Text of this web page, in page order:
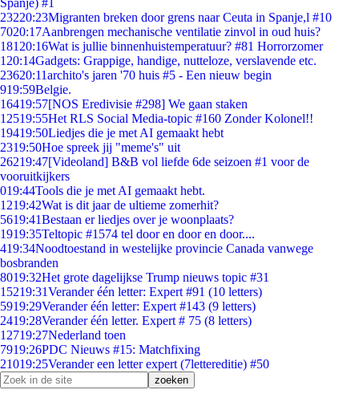
Spanje) #1
23220:23Migranten breken door grens naar Ceuta in Spanje,l #10
7020:17Aanbrengen mechanische ventilatie zinvol in oud huis?
181 20:16Wat is jullie binnenhuistemperatuur? #81 Horrorzomer
1 20:14Gadgets: Grappige, handige, nutteloze, verslavende etc.
23620:11archito's jaren '70 huis #5 - Een nieuw begin
919:59Belgie.
16419:57[NOS Eredivisie #298] We gaan staken
12519:55Het RLS Social Media-topic #160 Zonder Kolonel!!
19419:50Liedjes die je met AI gemaakt hebt
2319:50Hoe spreek jij "meme's" uit
26219:47[Videoland] B&B vol liefde 6de seizoen #1 voor de
vooruitkijkers
019:44Tools die je met AI gemaakt hebt.
1219:42Wat is dit jaar de ultieme zomerhit?
5619:41Bestaan er liedjes over je woonplaats?
1919:35Teltopic #1574 tel door en door en door....
419:34Noodtoestand in westelijke provincie Canada vanwege
bosbranden
8019:32Het grote dagelijkse Trump nieuws topic #31
15219:31Verander één letter: Expert #91 (10 letters)
5919:29Verander één letter: Expert #143 (9 letters)
2419:28Verander één letter. Expert # 75 (8 letters)
12719:27Nederland toen
7919:26PDC Nieuws #15: Matchfixing
21019:25Verander een letter expert (7lettereditie) #50